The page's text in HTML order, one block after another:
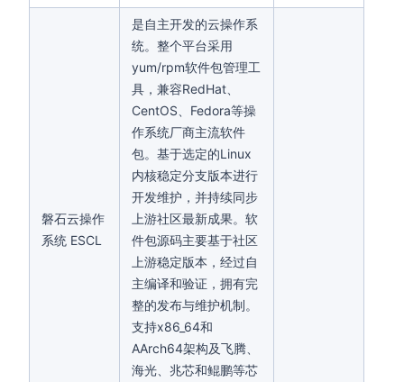
磐石云操作
系统 ESCL
是自主开发的云操作系
统。整个平台采用
yum/rpm软件包管理工
具，兼容RedHat、
CentOS、Fedora等操
作系统厂商主流软件
包。基于选定的Linux
内核稳定分支版本进行
开发维护，并持续同步
上游社区最新成果。软
件包源码主要基于社区
上游稳定版本，经过自
主编译和验证，拥有完
整的发布与维护机制。
支持x86_64和
AArch64架构及飞腾、
海光、兆芯和鲲鹏等芯